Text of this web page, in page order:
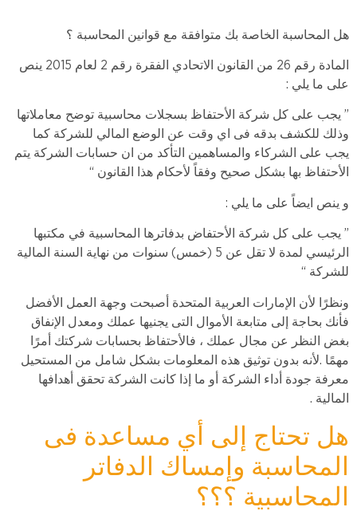
هل المحاسبة الخاصة بك متوافقة مع قوانين المحاسبة ؟
المادة رقم 26 من القانون الاتحادي الفقرة رقم 2 لعام 2015 ينص
على ما يلي :
” يجب على كل شركة الأحتفاظ بسجلات محاسبية توضح معاملاتها
وذلك للكشف بدقه فى اي وقت عن الوضع المالي للشركة كما
يجب على الشركاء والمساهمين التأكد من ان حسابات الشركة يتم
الأحتفاظ بها بشكل صحيح وفقاً لأحكام هذا القانون “
و ينص ايضاً على ما يلي :
” يجب على كل شركة الأحتفاض بدفاترها المحاسبية في مكتبها
الرئيسي لمدة لا تقل عن 5 (خمس) سنوات من نهاية السنة المالية
للشركة “
ونظرًا لأن الإمارات العربية المتحدة أصبحت وجهة العمل الأفضل
فأنك بحاجة إلى متابعة الأموال التى يجنيها عملك ومعدل الإنفاق
بغض النظر عن مجال عملك ، فالأحتفاظ بحسابات شركتك أمرًا
مهمًا .لأنه بدون توثيق هذه المعلومات بشكل شامل من المستحيل
معرفة جودة أداء الشركة أو ما إذا كانت الشركة تحقق أهدافها
المالية .
هل تحتاج إلى أي مساعدة فى
المحاسبة وإمساك الدفاتر
المحاسبية ؟؟؟